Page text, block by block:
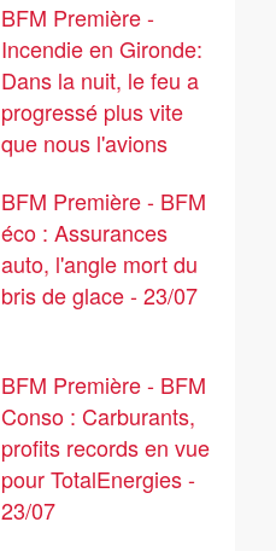
Ferret
BFM Première -
Incendie en Gironde:
Dans la nuit, le feu a
progressé plus vite
que nous l'avions
portes de la ville,
explique le maire de
Lège-Cap-Ferret
BFM Première - BFM
éco : Assurances
auto, l'angle mort du
bris de glace - 23/07
BFM Première - BFM
Conso : Carburants,
profits records en vue
pour TotalEnergies -
23/07